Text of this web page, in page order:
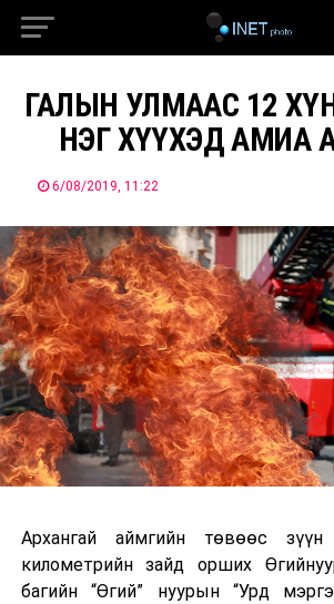
ГАЛЫН УЛМААС 12
НЭГ ХҮҮХЭД АМИА
6/08/2019, 11:22
Архангай аймгийн төвөөс
километрийн зайд орших
багийн “Өгий” нуурын “Урд